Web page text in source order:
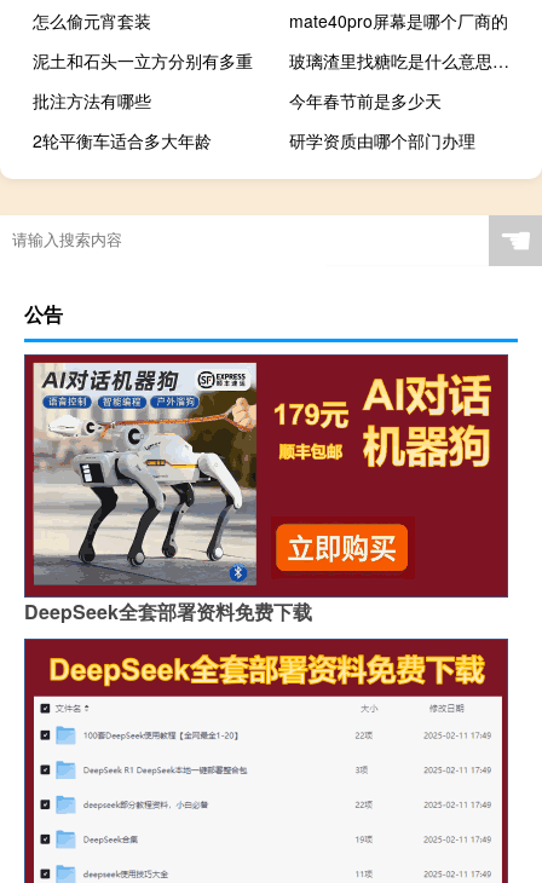
怎么偷元宵套装
mate40pro屏幕是哪个厂商的
泥土和石头一立方分别有多重
玻璃渣里找糖吃是什么意思什么梗
批注方法有哪些
今年春节前是多少天
2轮平衡车适合多大年龄
研学资质由哪个部门办理
☚
公告
DeepSeek全套部署资料免费下载